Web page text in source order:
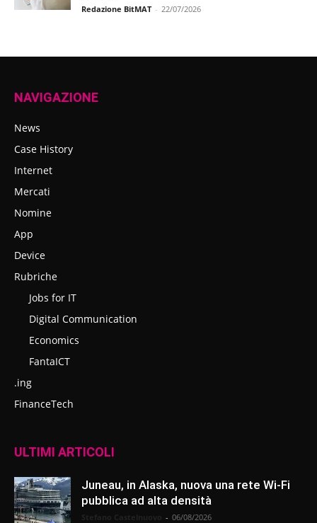
Redazione BitMAT - 22/07/2026
NAVIGAZIONE
News
Case History
Internet
Mercati
Nomine
App
Device
Rubriche
Jobs for IT
Digital Communication
Economics
FantaICT
.ing
FinanceTech
ULTIMI ARTICOLI
Juneau, in Alaska, nuova una rete Wi-Fi
pubblica ad alta densità
- 06/08/2026